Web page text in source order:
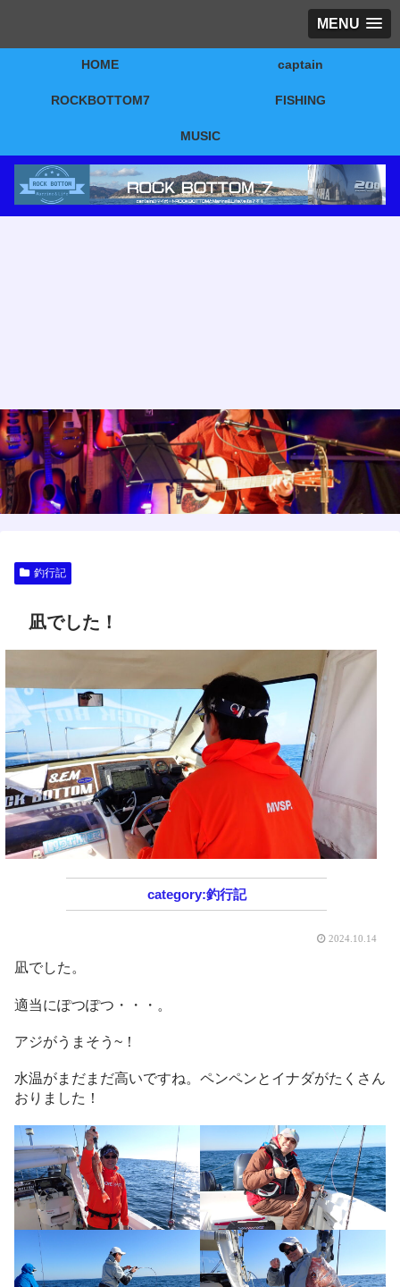
MENU
HOME captain
ROCKBOTTOM7 FISHING
MUSIC
釣行記
凪でした！
釣行記
2024.10.14
凪でした。
適当にぽつぽつ・・・。
アジがうまそう~！
水温がまだまだ高いですね。ペンペンとイナダがたくさん
おりました！